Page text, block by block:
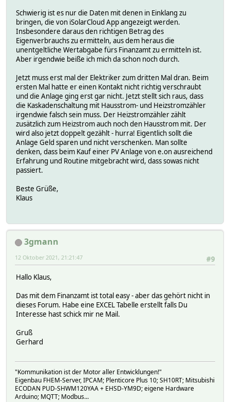
Schwierig ist es nur die Daten mit denen in Einklang zu
bringen, die von iSolarCloud App angezeigt werden.
Insbesondere daraus den richtigen Betrag des
Eigenverbrauchs zu ermitteln, aus dem heraus die
unentgeltliche Wertabgabe fürs Finanzamt zu ermitteln ist.
Aber irgendwie beiße ich mich da schon noch durch.
Jetzt muss erst mal der Elektriker zum dritten Mal dran. Beim
ersten Mal hatte er einen Kontakt nicht richtig verschraubt
und die Anlage ging erst gar nicht. Jetzt stellt sich raus, dass
die Kaskadenschaltung mit Hausstrom- und Heizstromzähler
irgendwie falsch sein muss. Der Heizstromzähler zählt
zusätzlich zum Heizstrom auch noch den Hausstrom mit. Der
wird also jetzt doppelt gezählt - hurra! Eigentlich sollt die
Anlage Geld sparen und nicht verschenken. Man sollte
denken, dass beim Kauf einer PV Anlage von e.on ausreichend
Erfahrung und Routine mitgebracht wird, dass sowas nicht
passiert.
Beste Grüße,
Klaus
3gmann
#9
12 Oktober 2021, 21:21:47
Hallo Klaus,
Das mit dem Finanzamt ist total easy - aber das gehört nicht in
dieses Forum. Habe eine EXCEL Tabelle erstellt falls Du
Interesse hast schick mir ne Mail.
Gruß
Gerhard
"Kommunikation ist der Motor aller Entwicklungen!"
Eigenbau FHEM-Server, IPCAM; Plenticore Plus 10; SH10RT; Mitsubishi
ECODAN PUD-SHWM120YAA + EHSD-YM9D; eigene Hardware
Arduino; MQTT; Modbus...